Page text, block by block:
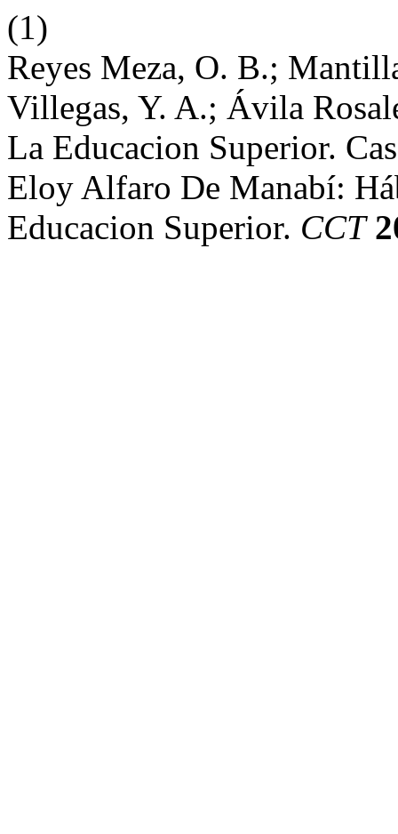
(1)
Reyes Meza, O. B.;
Villegas, Y. A.; Ávila
La Educacion Superior.
Eloy Alfaro De Manabí:
Educacion Superior. CCT